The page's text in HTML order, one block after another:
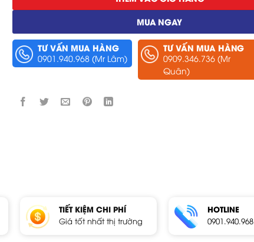
MUA NGAY
TƯ VẤN MUA HÀNG
0901.940.968 (Mr Lâm)
TƯ VẤN MUA HÀNG
0909.346.736 (Mr
Quân)
TIẾT KIỆM CHI PHÍ
Giá tốt nhất thị trường
HOTLINE
0901.940.968